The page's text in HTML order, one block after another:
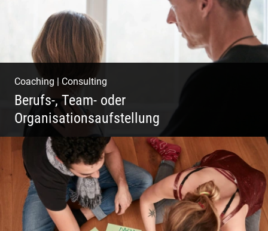
Coaching | Consulting
Berufs-, Team- oder
Organisationsaufstellung
Business Coaching – Berufliche Freude
ermöglichen